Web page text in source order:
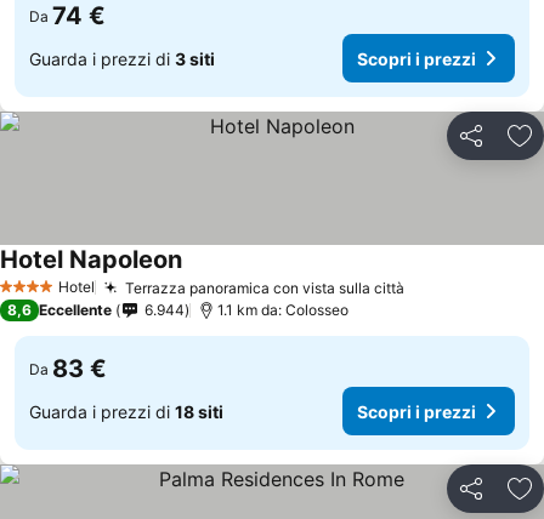
Da 74 €
Guarda i prezzi di 3 siti Scopri i prezzi
Condividi
4 Stelle Hotel Terrazza panoramica con vista sulla città
Hotel Napoleon
8,6 Eccellente 6.944 1.1 km da: Colosseo
Da 83 €
Guarda i prezzi di 18 siti Scopri i prezzi
Condividi